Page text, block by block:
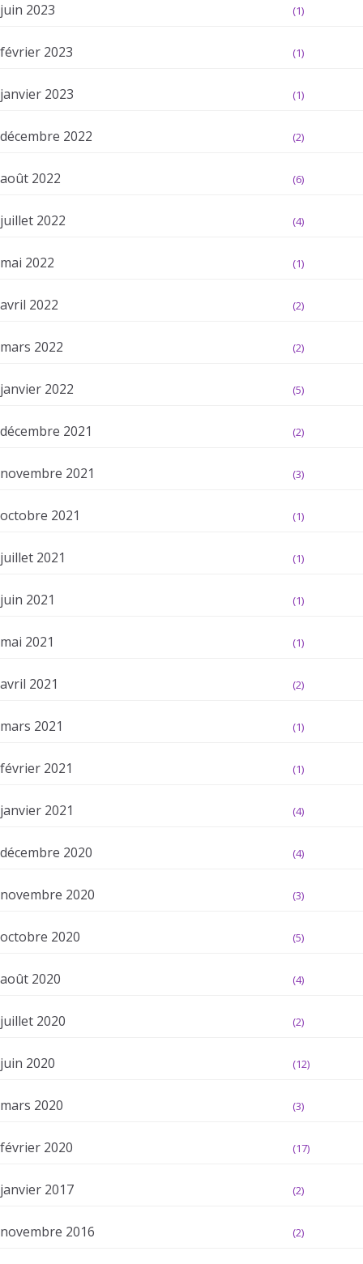
juin 2023 (1)
février 2023 (1)
janvier 2023 (1)
décembre 2022 (2)
août 2022 (6)
juillet 2022 (4)
mai 2022 (1)
avril 2022 (2)
mars 2022 (2)
janvier 2022 (5)
décembre 2021 (2)
novembre 2021 (3)
octobre 2021 (1)
juillet 2021 (1)
juin 2021 (1)
mai 2021 (1)
avril 2021 (2)
mars 2021 (1)
février 2021 (1)
janvier 2021 (4)
décembre 2020 (4)
novembre 2020 (3)
octobre 2020 (5)
août 2020 (4)
juillet 2020 (2)
juin 2020 (12)
mars 2020 (3)
février 2020 (17)
janvier 2017 (2)
novembre 2016 (2)